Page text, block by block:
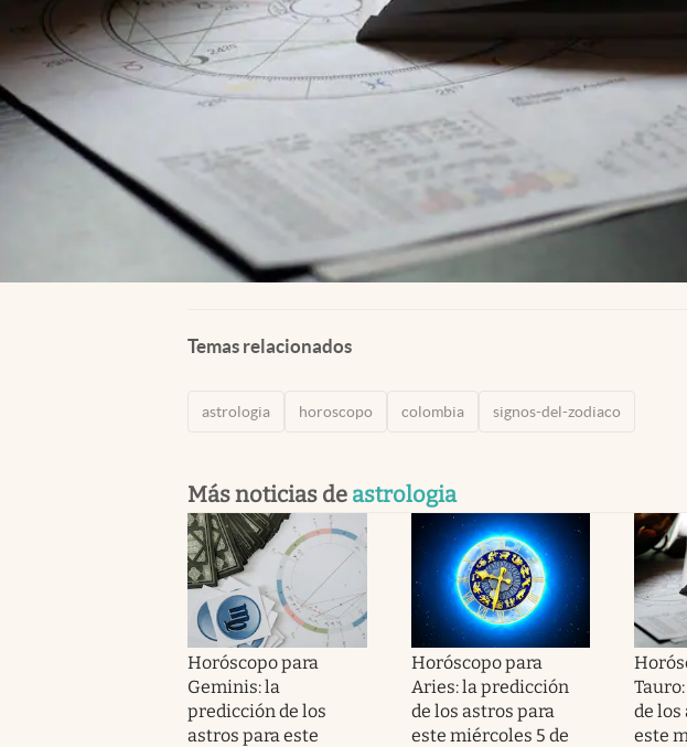
Temas relacionados
astrologia horoscopo colombia signos-del-zodiaco
Más noticias de astrologia
Horóscopo para
Geminis: la
predicción de los
astros para este
Horóscopo para
Aries: la predicción
de los astros para
este miércoles 5 de
de los
este